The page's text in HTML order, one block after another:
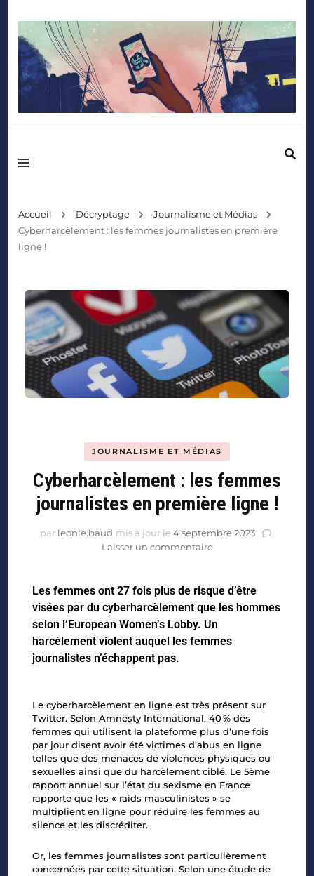
Accueil Décryptage
Journalisme et Médias
Cyberharcèlement : les femmes journalistes en première
ligne !
JOURNALISME ET MÉDIAS
Cyberharcèlement : les femmes
journalistes en première ligne !
par leonie.baud mis à jour le 4 septembre 2023
Laisser un commentaire
Les femmes ont 27 fois plus de risque d’être
visées par du cyberharcèlement que les hommes
selon l’European Women’s Lobby. Un
harcèlement violent auquel les femmes
journalistes n’échappent pas.
Le cyberharcèlement en ligne est très présent sur
Twitter. Selon Amnesty International, 40 %des
femmes qui utilisent la plateforme plus d’une fois
par jour disent avoir été victimesd’abus en ligne
telles que des menaces de violences physiques ou
sexuelles ainsi que du harcèlement ciblé. Le 5ème
rapport annuel sur l’état du sexisme en France
rapporte que les « raids masculinistes » se
multiplient en ligne pour réduire les femmes au
silence et lesdiscréditer.
Or, les femmes journalistes sont particulièrement
concernées par cette situation. Selon uneétude de